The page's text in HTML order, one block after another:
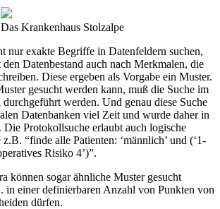
Das Krankenhaus Stolzalpe
nur exakte Begriffe in Datenfeldern suchen,
Datenbestand auch nach Merkmalen, die
Diese ergeben als Vorgabe ein Muster.
gesucht werden kann, muß die Suche im
werden. Und genau diese Suche
Datenbanken viel Zeit und wurde daher in
Protokollsuche erlaubt auch logische
“finde alle Patienten: ‘männlich’ und (‘1-
Risiko 4’)”.
können sogar ähnliche Muster gesucht
in einer definierbaren Anzahl von Punkten von
dürfen.